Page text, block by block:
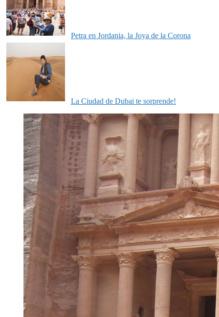
Petra en Jordania, la Joya de la Corona
La Ciudad de Dubai te sorprende!